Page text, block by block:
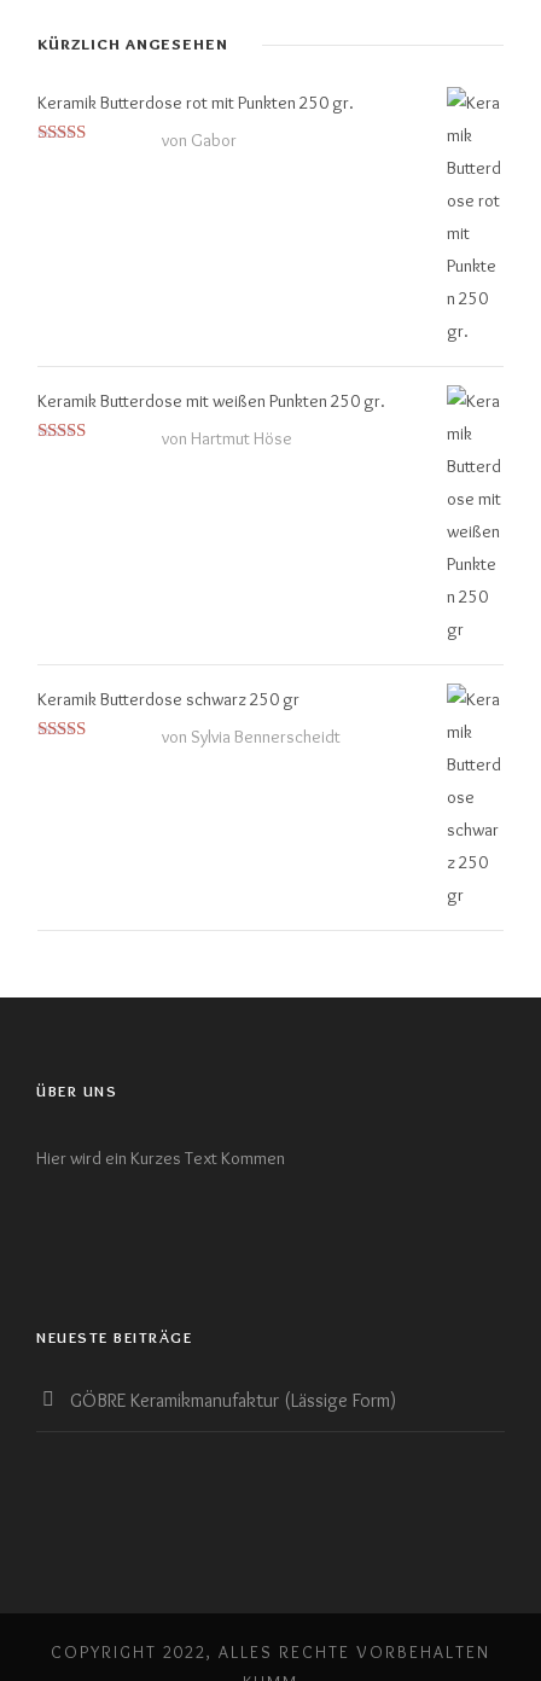
KÜRZLICH ANGESEHEN
Keramik Butterdose rot mit Punkten 250 gr.
von Gabor
Keramik Butterdose mit weißen Punkten 250 gr.
von Hartmut Höse
Keramik Butterdose schwarz 250 gr
von Sylvia Bennerscheidt
ÜBER UNS
Hier wird ein Kurzes Text Kommen
NEUESTE BEITRÄGE
GÖBRE Keramikmanufaktur (Lässige Form)
COPYRIGHT 2022, ALLES RECHTE VORBEHALTEN